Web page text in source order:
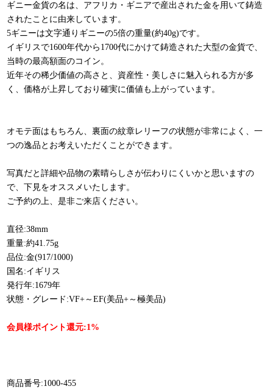
ギニー金貨の名は、アフリカ・ギニアで産出された金を用いて鋳造
されたことに由来しています。
5ギニーは文字通りギニーの5倍の重量(約40g)です。
イギリスで1600年代から1700代にかけて鋳造された大型の金貨で、
当時の最高額面のコイン。
近年その稀少価値の高さと、資産性・美しさに魅入られる方が多
く、価格が上昇しており確実に価値も上がっています。
オモテ面はもちろん、裏面の紋章レリーフの状態が非常によく、一
つの逸品とお考えいただくことができます。
写真だと詳細や品物の素晴らしさが伝わりにくいかと思いますの
で、下見をオススメいたします。
ご予約の上、是非ご来店ください。
直径:38mm
重量:約41.75g
品位:金(917/1000)
国名:イギリス
発行年:1679年
状態・グレード:VF+～EF(美品+～極美品)
会員様ポイント還元:1%
商品番号:1000-455